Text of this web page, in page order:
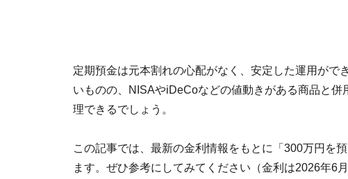
定期預金は元本割れの心配がなく、安定した運用がで
いものの、NISAやiDeCoなどの値動きがある商品と
理できるでしょう。
この記事では、最新の金利情報をもとに「300万円を
ます。ぜひ参考にしてみてください（金利は2026年6月